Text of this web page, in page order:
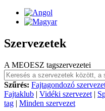
Szervezetek
A MEOESZ tagszervezetei
Szűrés: Fajtagondozó
Fajtaklub | Vidéki szervezet |
tag | Minden szervezet